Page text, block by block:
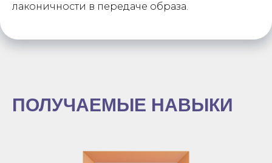
лаконичности в передаче образа.
ПОЛУЧАЕМЫЕ НАВЫКИ